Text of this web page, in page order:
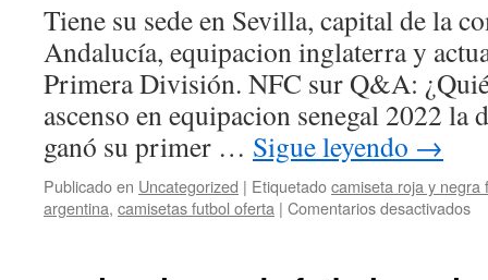
Tiene su sede en Sevilla, capital de la
Andalucía, equipacion inglaterra y
Primera División. NFC sur Q&A:
ascenso en equipacion senegal 2022
ganó su primer … Sigue leyendo →
Publicado en Uncategorized | Etiquetadocamiseta roja y negra
argentina, camisetas futbol oferta | Comentarios desactivadosen